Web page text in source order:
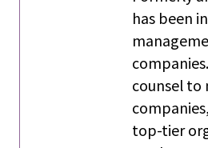
has been
counsel to
top-tier